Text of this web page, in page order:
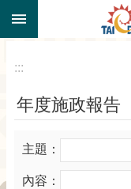
跳到主要內容區塊
:::
年度施政報告
主題：
內容：